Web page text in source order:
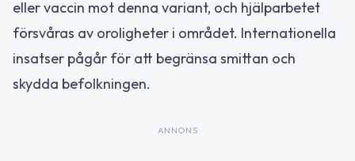
eller vaccin mot denna variant, och hjälparbetet
försvåras av oroligheter i området. Internationella
insatser pågår för att begränsa smittan och
skydda befolkningen.
ANNONS